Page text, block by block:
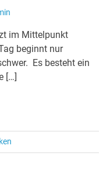
im Mittelpunkt
beginnt nur
Es besteht ein
[…]